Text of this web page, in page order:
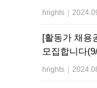
hrights |
[활동가 채용
모집합니다
hrights |